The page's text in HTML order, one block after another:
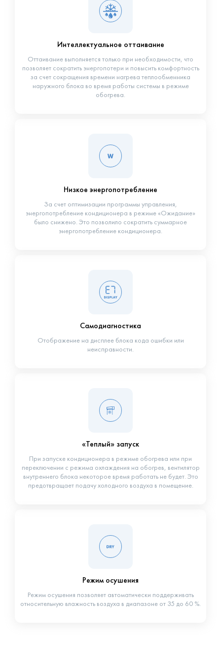
Интеллектуальное оттаивание
Оттаивание выполняется только при необходимости, что
позволяет сократить энергопотери и повысить комфортность
за счет сокращения времени нагрева теплообменника
наружного блока во время работы системы в режиме
обогрева.
Низкое энергопотребление
За счет оптимизации программы управления,
энергопотребление кондиционера в режиме «Ожидание»
было снижено. Это позволило сократить суммарное
энергопотребление кондиционера.
Самодиагностика
Отображение на дисплее блока кода ошибки или
неисправности.
«Теплый» запуск
При запуске кондиционера в режиме обогрева или при
переключении с режима охлаждения на обогрев, вентилятор
внутреннего блока некоторое время работать не будет. Это
предотвращает подачу холодного воздуха в помещение.
Режим осушения
Режим осушения позволяет автоматически поддерживать
относительную влажность воздуха в диапазоне от 35 до 60 %.